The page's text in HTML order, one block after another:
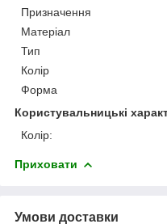
Призначення
Матеріал
Тип
Колір
Форма
Користувальницькі
Колір:
Приховати
Умови доставки